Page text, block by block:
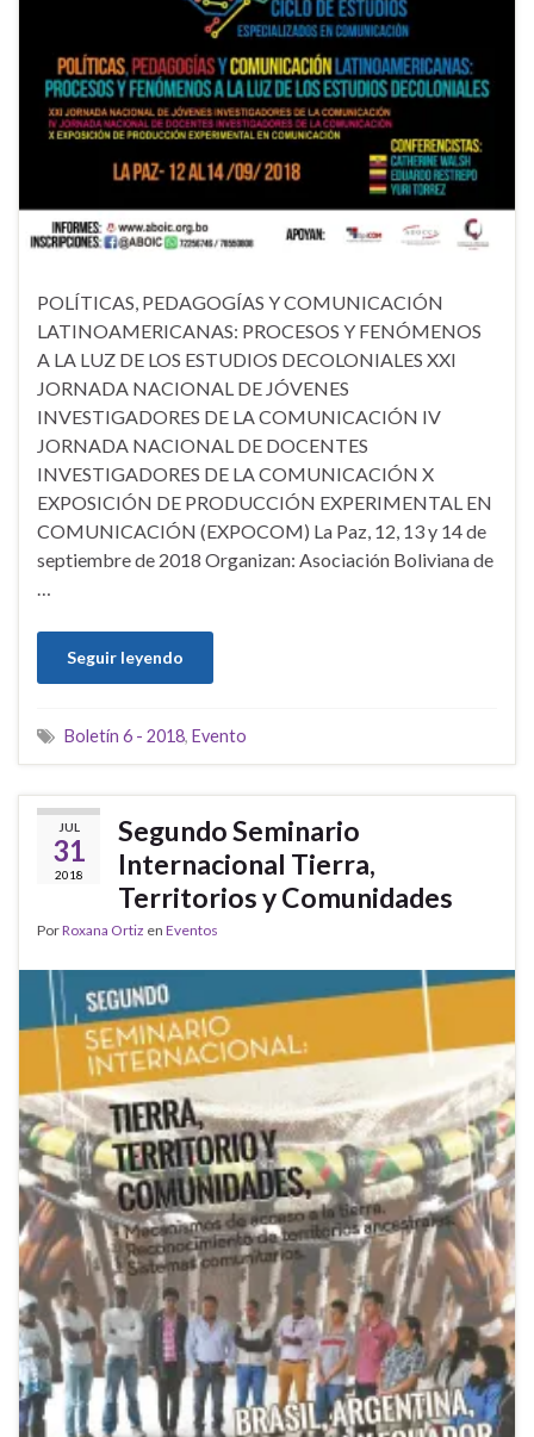
POLÍTICAS, PEDAGOGÍAS Y COMUNICACIÓN
LATINOAMERICANAS: PROCESOS Y FENÓMENOS
A LA LUZ DE LOS ESTUDIOS DECOLONIALES XXI
JORNADA NACIONAL DE JÓVENES
INVESTIGADORES DE LA COMUNICACIÓN IV
JORNADA NACIONAL DE DOCENTES
INVESTIGADORES DE LA COMUNICACIÓN X
EXPOSICIÓN DE PRODUCCIÓN EXPERIMENTAL EN
COMUNICACIÓN (EXPOCOM) La Paz, 12, 13 y 14 de
septiembre de 2018 Organizan: Asociación Boliviana de
Seguir leyendo
Boletín 6 - 2018, Evento
JUL
31
2018
Segundo Seminario
Internacional Tierra,
Territorios y Comunidades
PorRoxana Ortiz en Eventos